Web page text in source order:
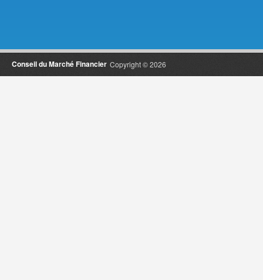
Copyright © 2026
Conseil du Marché Financier